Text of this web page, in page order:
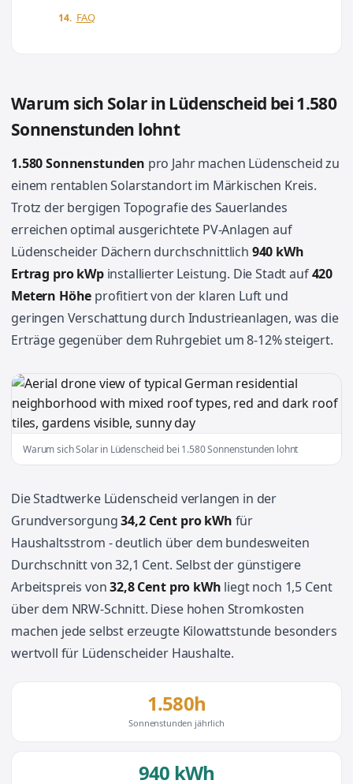
FAQ
Warum sich Solar in Lüdenscheid bei 1.580
Sonnenstunden lohnt
1.580 Sonnenstunden pro Jahr machen Lüdenscheid zu
einem rentablen Solarstandort im Märkischen Kreis.
Trotz der bergigen Topografie des Sauerlandes
erreichen optimal ausgerichtete PV-Anlagen auf
Lüdenscheider Dächern durchschnittlich 940 kWh
Ertrag pro kWpinstallierter Leistung. Die Stadt auf420
Metern Höhe profitiert von der klaren Luft und
geringen Verschattung durch Industrieanlagen, was die
Erträge gegenüber dem Ruhrgebiet um 8-12% steigert.
Warum sich Solar in Lüdenscheid bei 1.580 Sonnenstunden lohnt
Die Stadtwerke Lüdenscheid verlangen in der
Grundversorgung34,2 Cent pro kWh für
Haushaltsstrom - deutlich über dem bundesweiten
Durchschnitt von 32,1 Cent. Selbst der günstigere
Arbeitspreis von32,8 Cent pro kWh liegt noch 1,5 Cent
über dem NRW-Schnitt. Diese hohen Stromkosten
machen jede selbst erzeugte Kilowattstunde besonders
wertvoll für Lüdenscheider Haushalte.
1.580h
Sonnenstunden jährlich
940 kWh